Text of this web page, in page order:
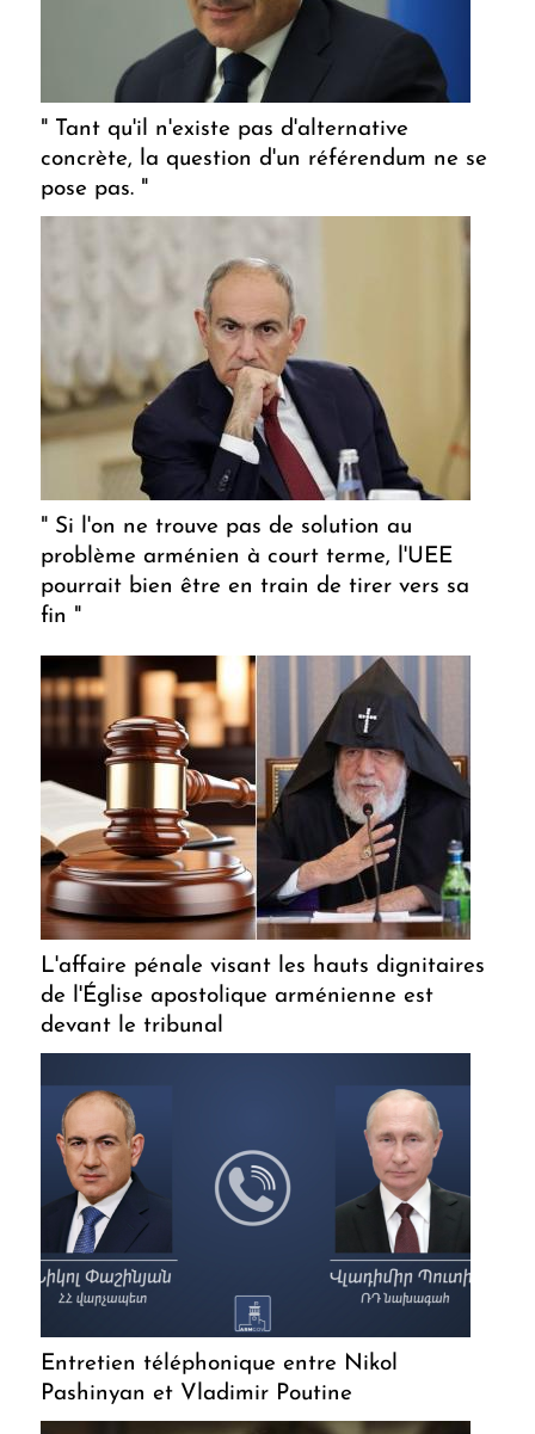
" Tant qu'il n'existe pas d'alternative
concrète, la question d'un référendum ne se
pose pas. "
" Si l'on ne trouve pas de solution au
problème arménien à court terme, l'UEE
pourrait bien être en train de tirer vers sa
fin "
L'affaire pénale visant les hauts dignitaires
de l'Église apostolique arménienne est
devant le tribunal
Entretien téléphonique entre Nikol
Pashinyan et Vladimir Poutine